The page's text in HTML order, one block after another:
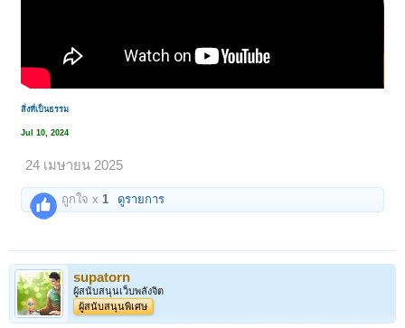
สิ่งที่เป็นธรรม
Jul 10, 2024
24 เมษายน 2025
ถูกใจ x1 ดูรายการ
supatorn
ผู้สนับสนุนเว็บพลังจิต
ผู้สนับสนุนพิเศษ